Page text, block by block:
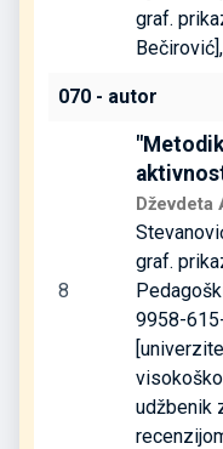
graf.
070 - autor
8
Dževdeta
graf.
9958-
udžbenik